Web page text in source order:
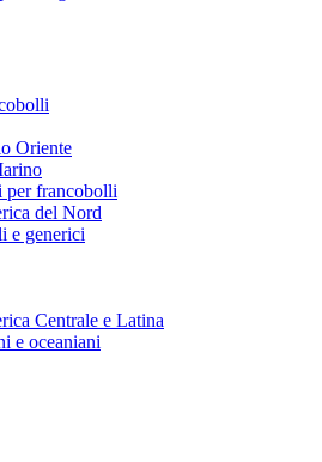
Oriente
per francobolli
del Nord
e generici
Centrale e Latina
e oceaniani